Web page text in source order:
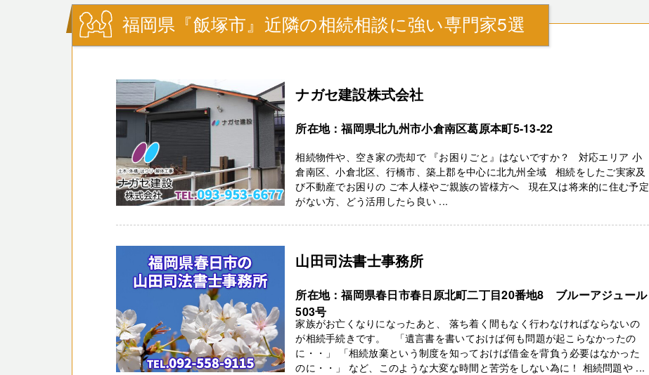
福岡県『飯塚市』近隣の相続相談に強い専門家5選
ナガセ建設株式会社
所在地：福岡県北九州市小倉南区葛原本町5-13-22
相続物件や、空き家の売却で 『お困りごと』はないですか？ 対応エリア 小
倉南区、小倉北区、行橋市、築上郡を中心に北九州全域 相続をしたご実家及
び不動産でお困りの ご本人様やご親族の皆様方へ 現在又は将来的に住む予定
がない方、どう活用したら良い ...
山田司法書士事務所
所在地：福岡県春日市春日原北町二丁目20番地8 ブルーアジュール
503号
家族がお亡くなりになったあと、 落ち着く間もなく行わなければならないの
が相続手続きです。 「遺言書を書いておけば何も問題が起こらなかったの
に・・」 「相続放棄という制度を知っておけば借金を背負う必要はなかった
のに・・」 など、このような大変な時間と苦労をしない為に！ 相続問題や ...